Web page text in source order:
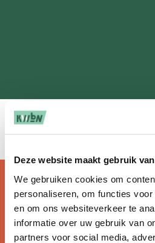
Deze website maakt gebruik
We gebruiken cookies om
personaliseren, om functies
en om ons websiteverkeer te
informatie over uw gebruik van
partners voor social media,
Doormat
navigatie
Over
Nieuws